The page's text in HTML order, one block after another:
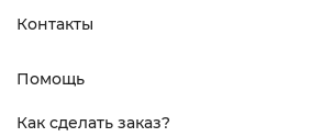
Контакты
Помощь
Как сделать заказ?